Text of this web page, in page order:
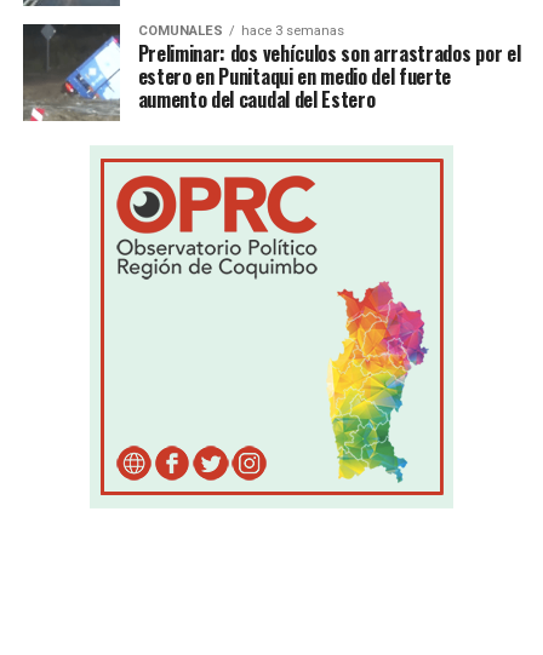
COMUNALES hace 3 semanas
Preliminar: dos vehículos son arrastrados por el
estero en Punitaqui en medio del fuerte
aumento del caudal del Estero